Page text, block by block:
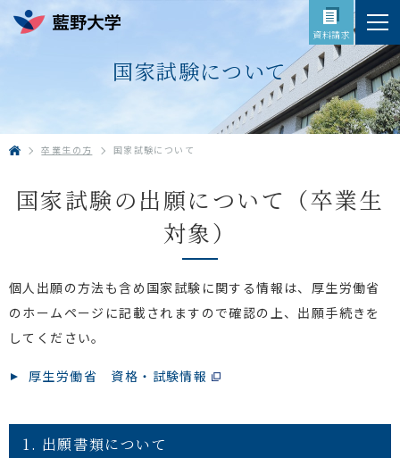
資料請求
国家試験について
HOME卒業生の方 国家試験について
国家試験の出願について（卒業生
対象）
個人出願の方法も含め国家試験に関する情報は、厚生労働省
のホームページに記載されますので確認の上、出願手続きを
してください。
厚生労働省 資格・試験情報
1. 出願書類について